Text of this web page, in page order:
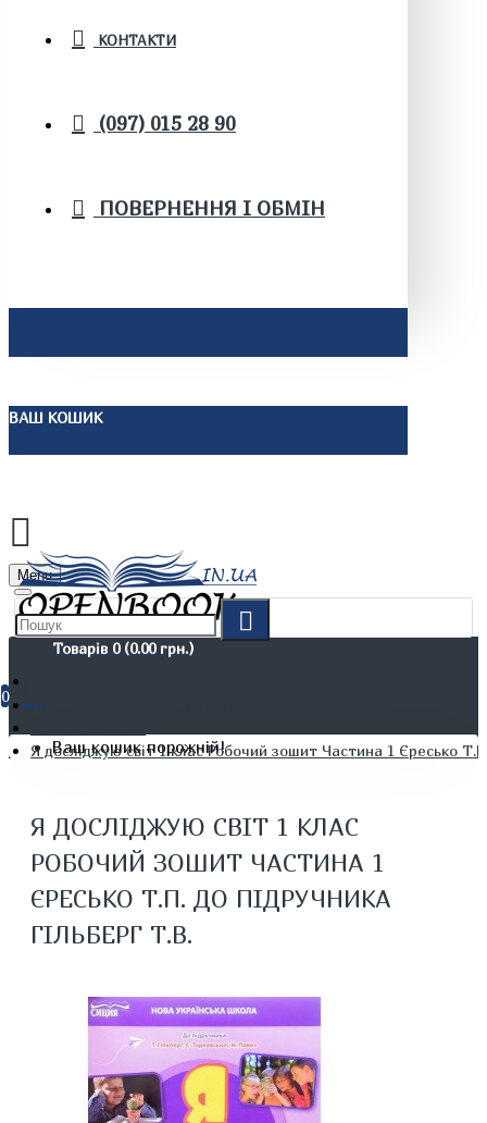
КОНТАКТИ
(097) 015 28 90
ПОВЕРНЕННЯ І ОБМІН
ВАШ КОШИК
Menu
Товарів 0 (0.00 грн.)
0
Ваш кошик порожній!
Дітям. Навчання та дозвілля
Я досліджую світ 1 клас Робочий зошит Частина 1 Єресько
Я ДОСЛІДЖУЮ СВІТ 1 КЛАС
РОБОЧИЙ ЗОШИТ ЧАСТИНА 1
ЄРЕСЬКО Т.П. ДО ПІДРУЧНИКА
ГІЛЬБЕРГ Т.В.